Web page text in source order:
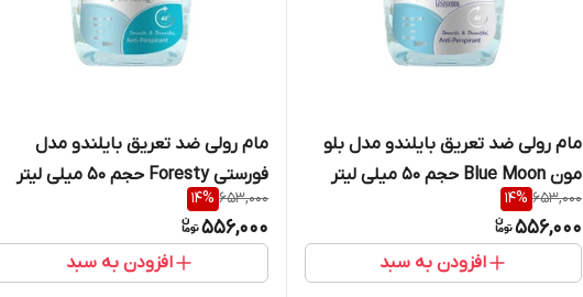
مام رولی ضد تعریق بایلندو مدل بلو
مون Blue Moon حجم 50 میلی لیتر
653,000
14%
556,000
افزودن به سبد
مام رولی ضد تعریق بایلندو مدل
فورستی Foresty حجم 50 میلی لیتر
653,000
14%
556,000
افزودن به سبد